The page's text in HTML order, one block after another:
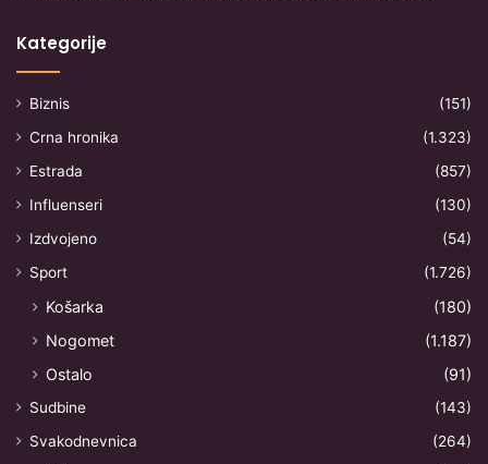
Kategorije
Biznis
(151)
Crna hronika
(1.323)
Estrada
(857)
Influenseri
(130)
Izdvojeno
(54)
Sport
(1.726)
Košarka
(180)
Nogomet
(1.187)
Ostalo
(91)
Sudbine
(143)
Svakodnevnica
(264)